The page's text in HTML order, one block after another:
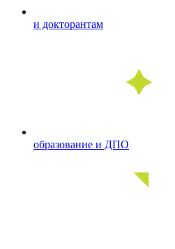
и докторантам
образование и ДПО